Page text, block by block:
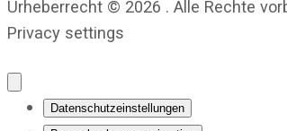
Urheberrecht © 2026 . Alle Rechte
Privacy settings
Datenschutzeinstellungen